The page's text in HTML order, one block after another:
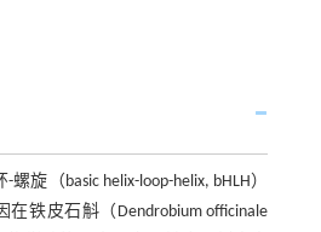
旋（basic helix-loop-helix, bHLH）
在铁皮石斛（Dendrobium officinale